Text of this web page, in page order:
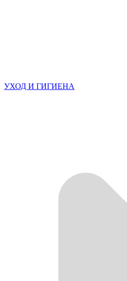
УХОД И ГИГИЕНА